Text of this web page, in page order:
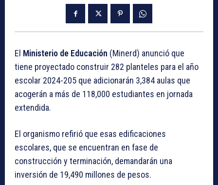
El Ministerio de Educación (Minerd) anunció que
tiene proyectado construir 282 planteles para el año
escolar 2024-205 que adicionarán 3,384 aulas que
acogerán a más de 118,000 estudiantes en jornada
extendida.
El organismo refirió que esas edificaciones
escolares, que se encuentran en fase de
construcción y terminación, demandarán una
inversión de 19,490 millones de pesos.